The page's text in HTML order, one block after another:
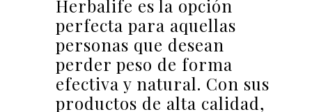
Herbalife es la opción
perfecta para aquellas
personas que desean
perder peso de forma
efectiva y natural. Con sus
productos de alta calidad,